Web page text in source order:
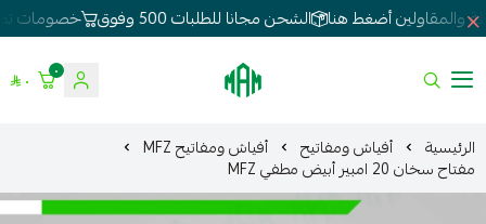
الشحن مجانا للطلبات 500 وفوق خصومات تصل 80% لطلبات
الموسى للإنارة
٠ ٠
الرئيسية أفياش ومفاتيح أفياش ومفاتيح MFZ
مفتاح سخان 20 امبير أبيض مطفي MFZ